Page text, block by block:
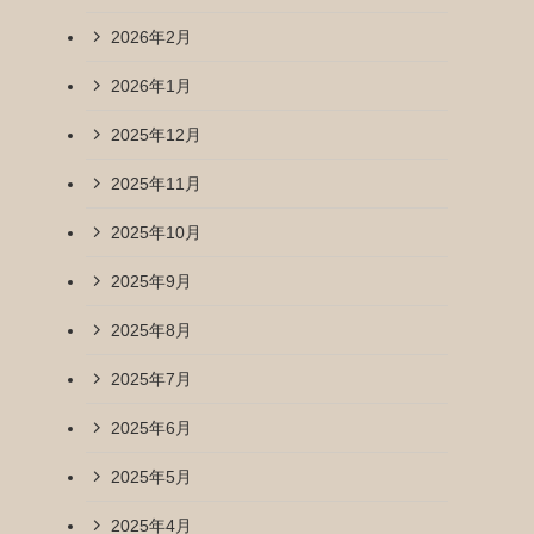
2026年2月
2026年1月
2025年12月
2025年11月
2025年10月
2025年9月
2025年8月
2025年7月
2025年6月
2025年5月
2025年4月